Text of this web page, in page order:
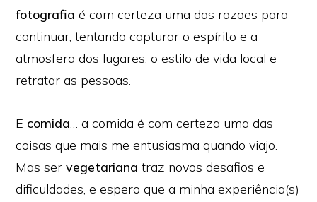
fotografia é com certeza uma das razões para
continuar, tentando capturar o espírito e a
atmosfera dos lugares, o estilo de vida local e
retratar as pessoas.
E comida… a comida é com certeza uma das
coisas que mais me entusiasma quando viajo.
Mas servegetariana traz novos desafios e
dificuldades, e espero que a minha experiência(s)